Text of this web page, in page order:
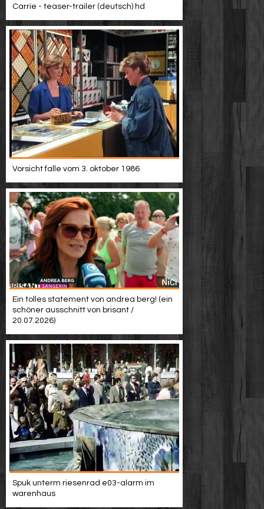
Carrie - teaser-trailer (deutsch) hd
Vorsicht falle vom 3. oktober 1986
Ein tolles statement von andrea berg! (ein
schöner ausschnitt von brisant /
20.07.2026)
Spuk unterm riesenrad e03-alarm im
warenhaus